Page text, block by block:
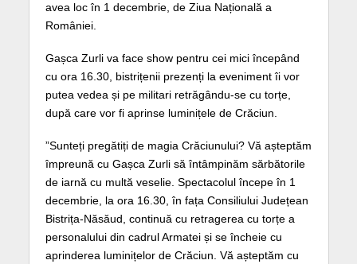
avea loc în 1 decembrie, de Ziua Națională a
României.
Gașca Zurli va face show pentru cei mici începând
cu ora 16.30, bistrițenii prezenți la eveniment îi vor
putea vedea și pe militari retrăgându-se cu torțe,
după care vor fi aprinse luminițele de Crăciun.
”Sunteți pregătiți de magia Crăciunului? Vă așteptăm
împreună cu Gașca Zurli să întâmpinăm sărbătorile
de iarnă cu multă veselie. Spectacolul începe în 1
decembrie, la ora 16.30, în fața Consiliului Județean
Bistrița-Năsăud, continuă cu retragerea cu torțe a
personalului din cadrul Armatei și se încheie cu
aprinderea luminițelor de Crăciun. Vă așteptăm cu